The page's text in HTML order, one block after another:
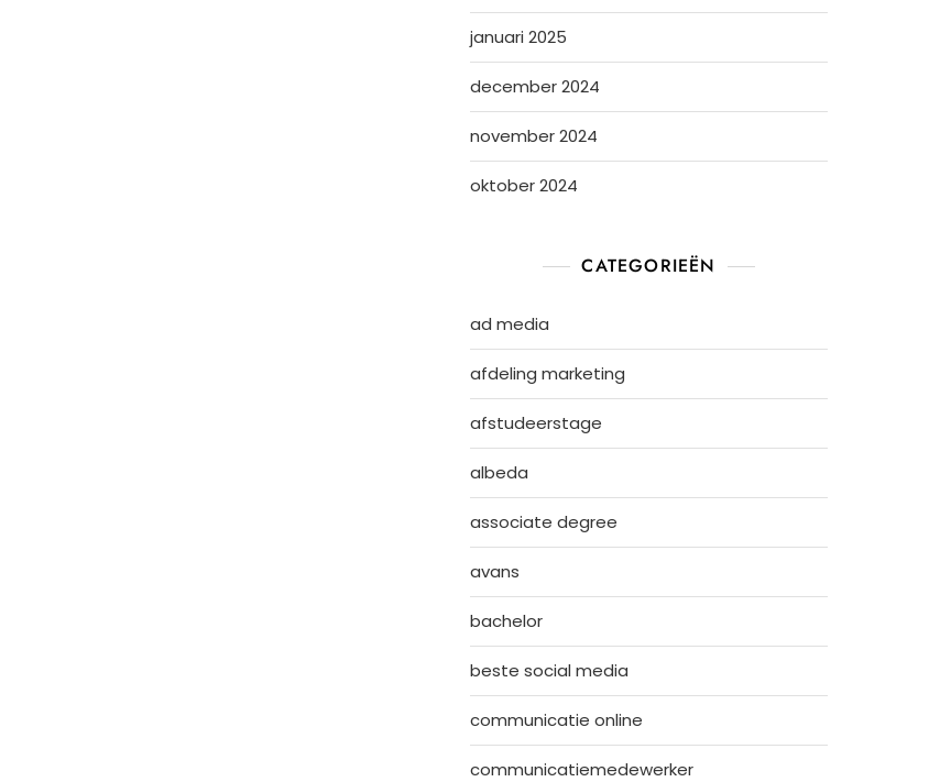
januari 2025
december 2024
november 2024
oktober 2024
CATEGORIEËN
ad media
afdeling marketing
afstudeerstage
albeda
associate degree
avans
bachelor
beste social media
communicatie online
communicatiemedewerker